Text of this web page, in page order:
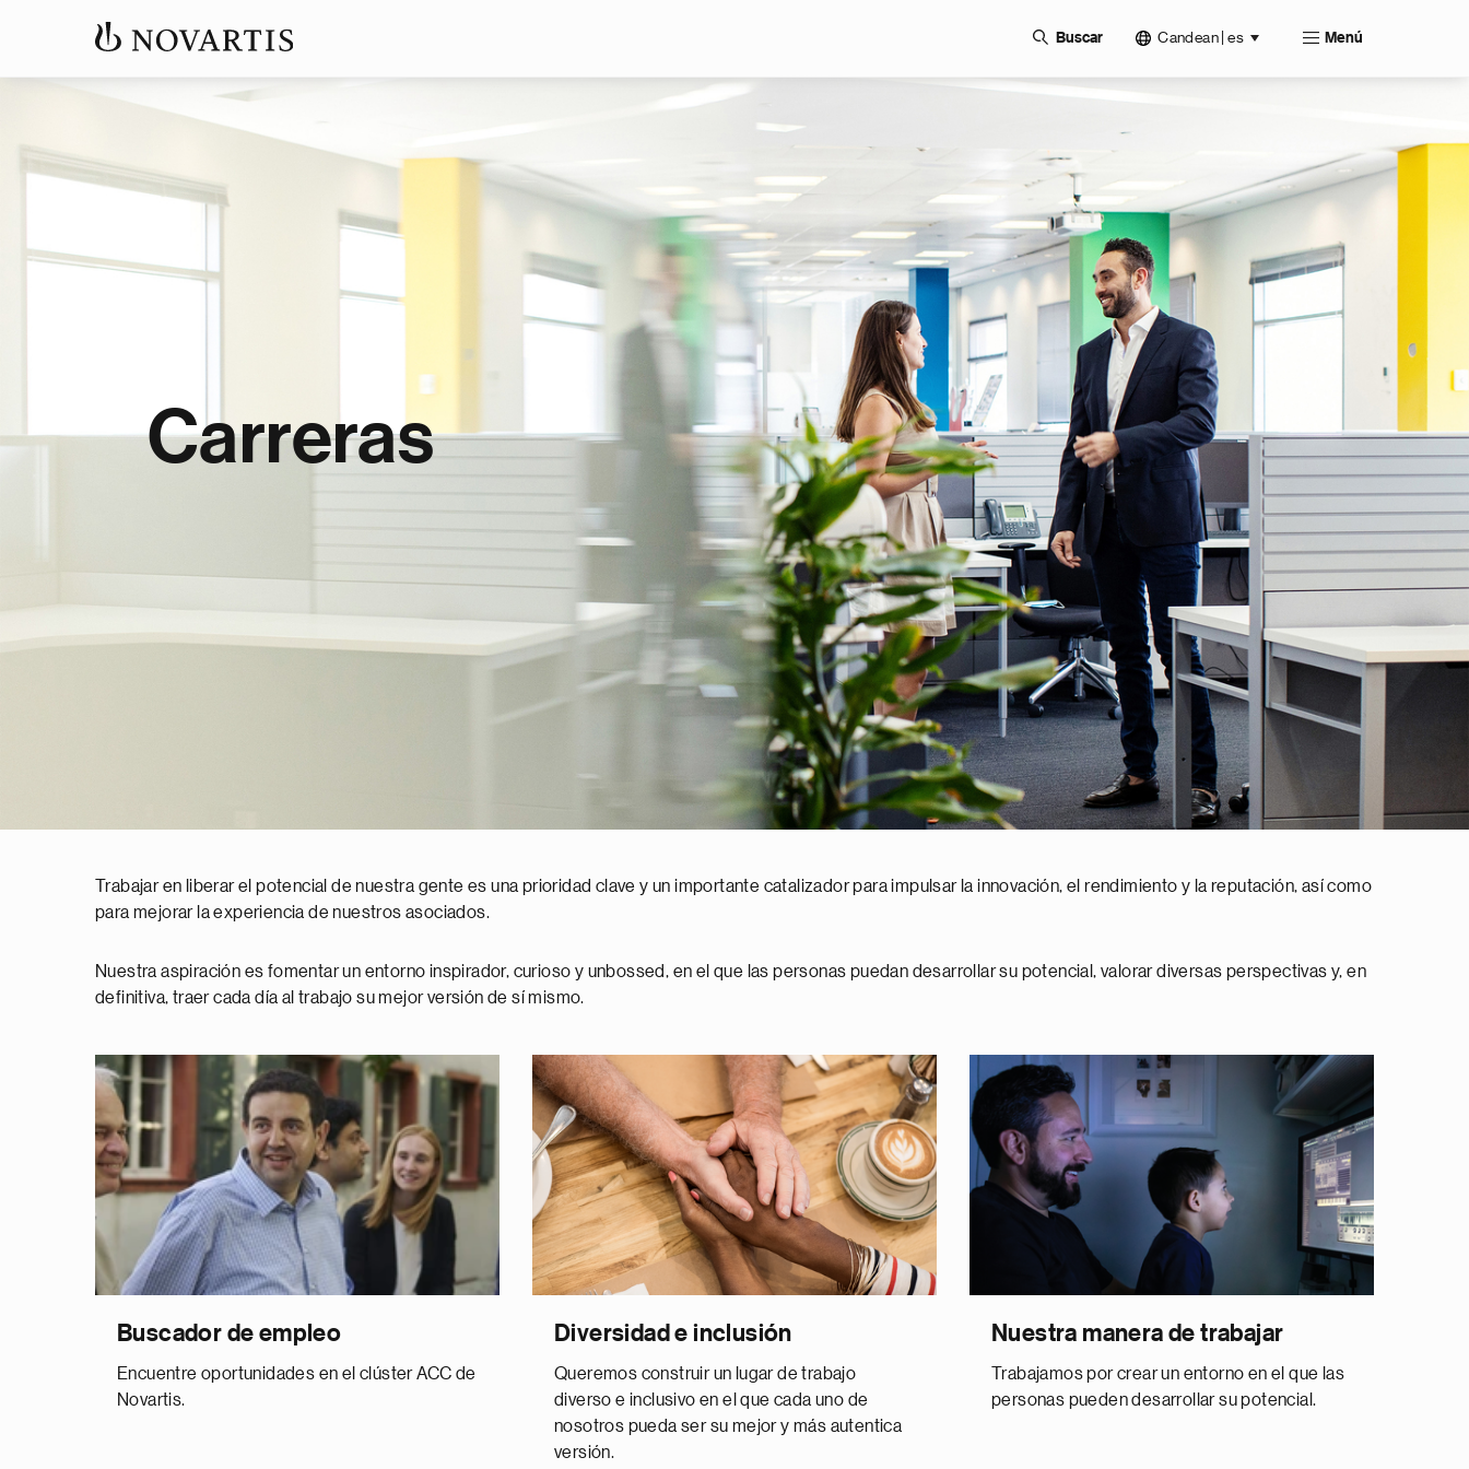
Buscar Candean | es Menú
Carreras
Trabajar en liberar el potencial de nuestra gente es una prioridad clave y un importante catalizador para impulsar la innovación, el rendimiento y la reputación, así como
para mejorar la experiencia de nuestros asociados.
Nuestra aspiración es fomentar un entorno inspirador, curioso y unbossed, en el que las personas puedan desarrollar su potencial, valorar diversas perspectivas y, en
definitiva, traer cada día al trabajo su mejor versión de sí mismo.
Buscador de empleo
Encuentre oportunidades en el clúster ACC de
Novartis.
Diversidad e inclusión
Queremos construir un lugar de trabajo
diverso e inclusivo en el que cada uno de
nosotros pueda ser su mejor y más autentica
versión.
Nuestra manera de trabajar
Trabajamos por crear un entorno en el que las
personas pueden desarrollar su potencial.